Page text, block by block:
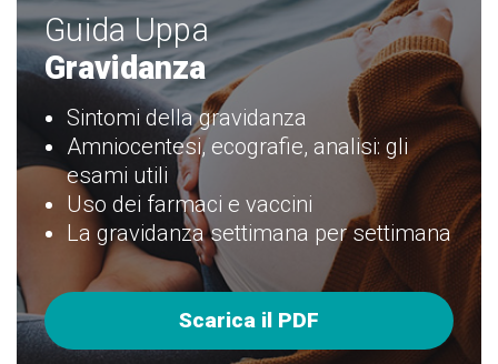
Guida Uppa
Gravidanza
Sintomi della gravidanza
Amniocentesi, ecografie, analisi: gli
esami utili
Uso dei farmaci e vaccini
La gravidanza settimana per settimana
Scarica il PDF